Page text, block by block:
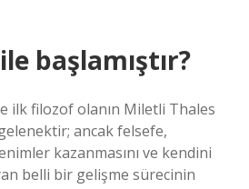
başlamıştır?
ilk filozof olanın Miletli Thales
ancak felsefe,
kazanmasını ve kendini
belli bir gelişme sürecinin